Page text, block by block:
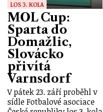
LOS 3. KOLA
MOL Cup:
Sparta do
Domažlic,
Slovácko
přivítá
Varnsdorf
V pátek 23. září proběhl v
sídle Fotbalové asociace